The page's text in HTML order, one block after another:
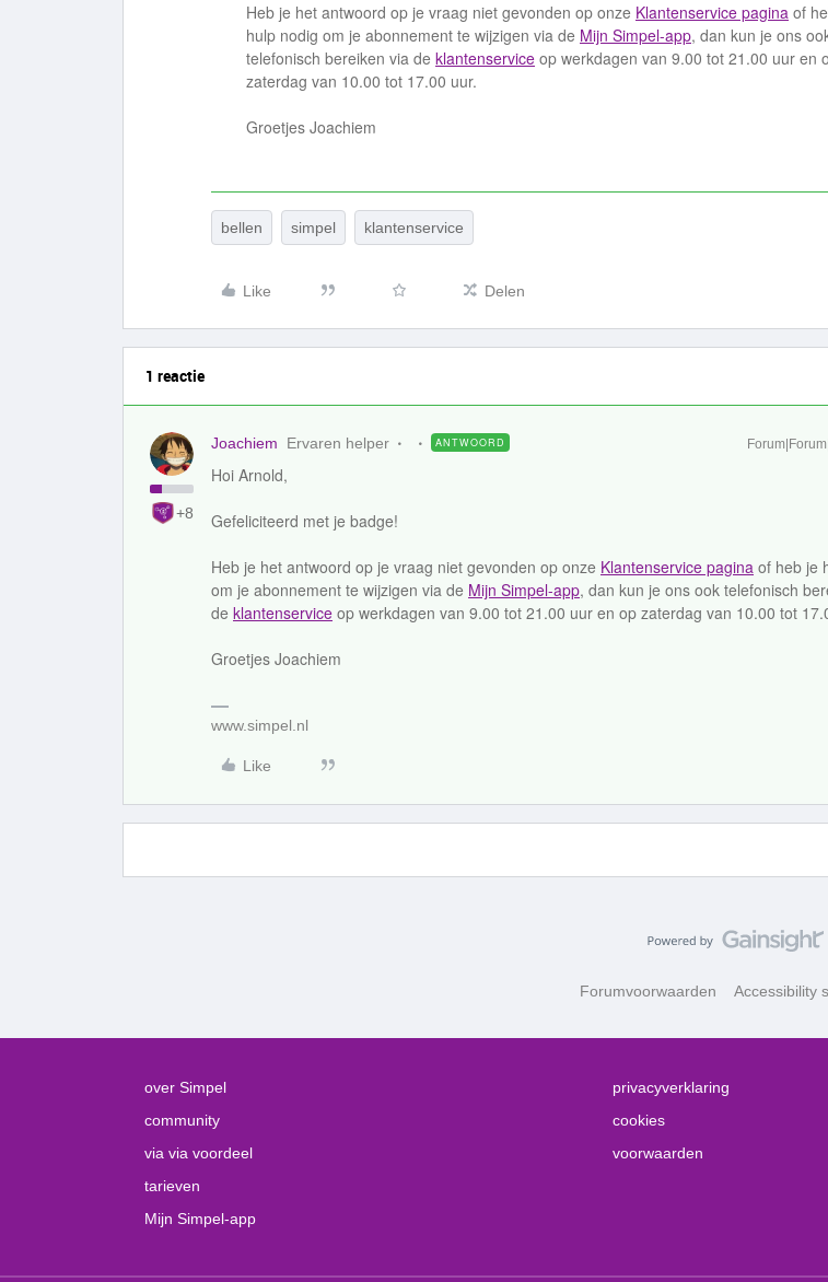
Heb je het antwoord op je vraag niet gevonden op onze Klantenservice pagina of
hulp nodig om je abonnement te wijzigen via de Mijn Simpel-app, dan kun je ons
telefonisch bereiken via de klantenservice op werkdagen van 9.00 tot 21.00 uur en
zaterdag van 10.00 tot 17.00 uur.
Groetjes Joachiem
bellen simpel klantenservice
Like Delen
1 reactie
+8
Joachiem Ervaren helper ANTWOORD
Hoi Arnold,
Gefeliciteerd met je badge!
Heb je het antwoord op je vraag niet gevonden op onze Klantenservice pagina of heb je
om je abonnement te wijzigen via de Mijn Simpel-app, dan kun je ons ook telefonisch
de klantenservice op werkdagen van 9.00 tot 21.00 uur en op zaterdag van 10.00 tot
Groetjes Joachiem
www.simpel.nl
Like
Forumvoorwaarden Accessibility
over Simpel
community
via via voordeel
tarieven
Mijn Simpel-app
privacyverklaring
cookies
voorwaarden